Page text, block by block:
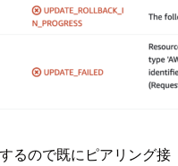
るので既にピアリング接